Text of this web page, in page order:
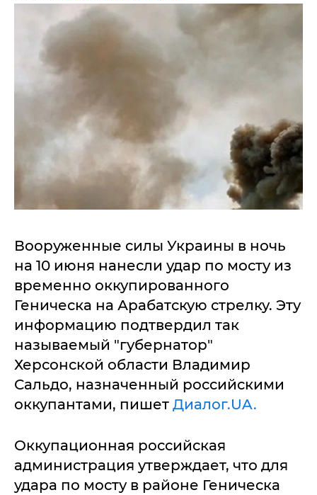
Вооруженные силы Украины в ночь
на 10 июня нанесли удар по мосту из
временно оккупированного
Геническа на Арабатскую стрелку. Эту
информацию подтвердил так
называемый "губернатор"
Херсонской области Владимир
Сальдо, назначенный российскими
оккупантами, пишет Диалог.UA.
Оккупационная российская
администрация утверждает, что для
удара по мосту в районе Геническа